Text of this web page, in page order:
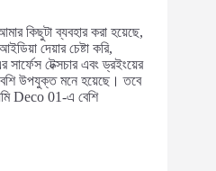
কিছুটা ব্যবহার করা হয়েছে,
দেয়ার চেষ্টা করি,
টেক্সচার এবং ড্রইংয়ের
উপযুক্ত মনে হয়েছে। তবে
Deco 01-এ বেশি